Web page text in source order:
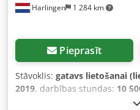
Harlingen 1 284 km
Pieprasīt
Stāvoklis: gatavs lietošanai
2019, darbības stundas: 10